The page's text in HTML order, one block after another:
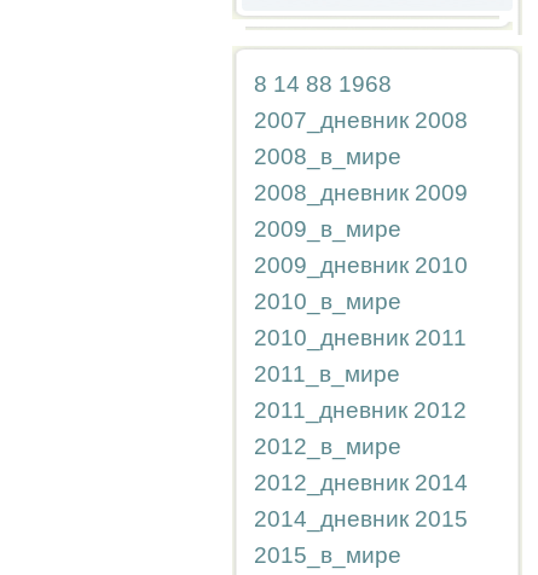
8 14 88 1968
2007_дневник 2008
2008_в_мире
2008_дневник 2009
2009_в_мире
2009_дневник 2010
2010_в_мире
2010_дневник 2011
2011_в_мире
2011_дневник 2012
2012_в_мире
2012_дневник 2014
2014_дневник 2015
2015_в_мире